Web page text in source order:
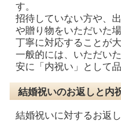
す。
招待していない方や、
や贈り物をいただいた
丁寧に対応することが大
一般的には、いただい
安に「内祝い」として
結婚祝いのお返しと内
結婚祝いに対するお返